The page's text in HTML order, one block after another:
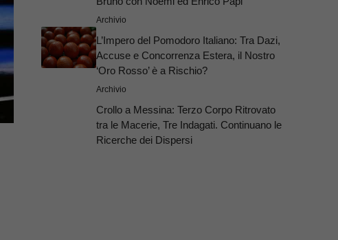
Archivio
L’Impero del Pomodoro Italiano: Tra Dazi,
Accuse e Concorrenza Estera, il Nostro
‘Oro Rosso’ è a Rischio?
Archivio
Crollo a Messina: Terzo Corpo Ritrovato
tra le Macerie, Tre Indagati. Continuano le
Ricerche dei Dispersi